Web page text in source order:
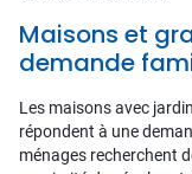
Maisons et
demande
Les maisons avec
répondent à une
ménages recherchent